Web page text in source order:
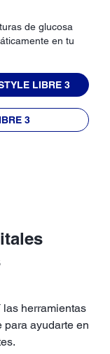
de glucosa
en tu
LIBRE 3
3
las herramientas
ayudarte en